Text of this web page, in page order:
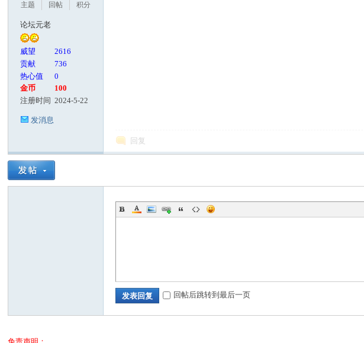
主题
回帖
积分
论坛元老
威望
2616
贡献
736
热心值
0
金币
100
注册时间 2024-5-22
发消息
回复
发表回复 回帖后跳转到最后一页